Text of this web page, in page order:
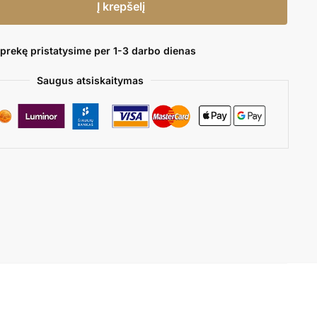
Į krepšelį
pristatysime per 1-3 darbo dienas
Saugus atsiskaitymas